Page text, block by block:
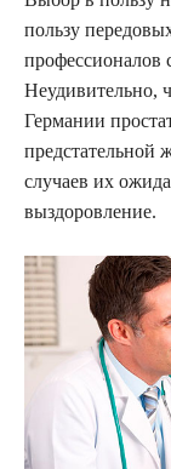
пользу
Неудивительно,
Германии
предстательной
случаев их
выздоровление.